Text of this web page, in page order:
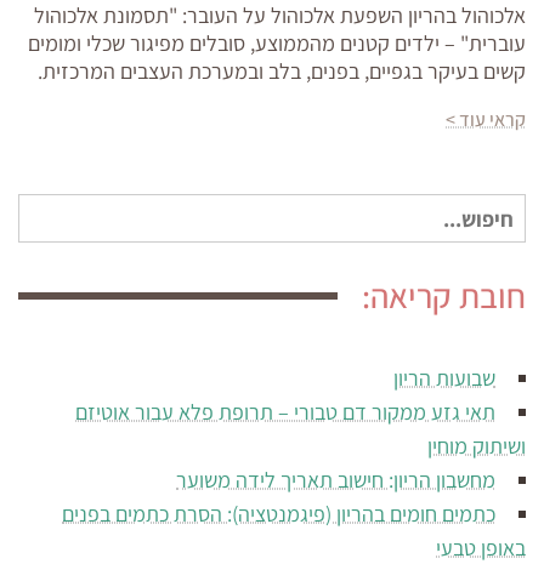
אלכוהול בהריון השפעת אלכוהול על העובר: "תסמונת אלכוהול
עוברית" – ילדים קטנים מהממוצע, סובלים מפיגור שכלי ומומים
קשים בעיקר בגפיים, בפנים, בלב ובמערכת העצבים המרכזית.
קראי עוד >
חיפוש
עבור:
חובת קריאה:
שבועות הריון
תאי גזע ממקור דם טבורי – תרופת פלא עבור אוטיזם
ושיתוק מוחין
מחשבון הריון: חישוב תאריך לידה משוער
כתמים חומים בהריון (פיגמנטציה): הסרת כתמים בפנים
באופן טבעי